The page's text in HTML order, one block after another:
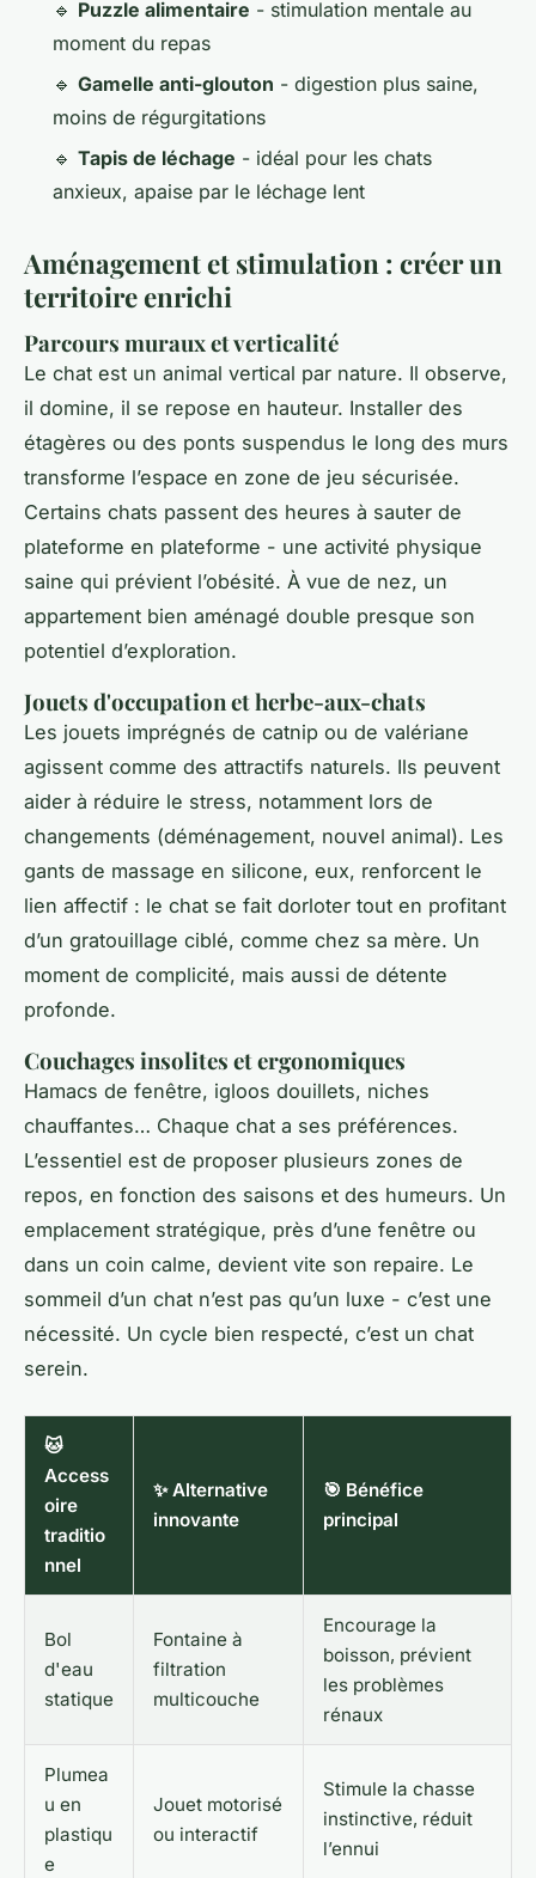
🔹 Puzzle alimentaire - stimulation mentale au
moment du repas
🔹 Gamelle anti-glouton - digestion plus saine,
moins de régurgitations
🔹 Tapis de léchage - idéal pour les chats
anxieux, apaise par le léchage lent
Aménagement et stimulation : créer un
territoire enrichi
Parcours muraux et verticalité
Le chat est un animal vertical par nature. Il observe,
il domine, il se repose en hauteur. Installer des
étagères ou des ponts suspendus le long des murs
transforme l’espace en zone de jeu sécurisée.
Certains chats passent des heures à sauter de
plateforme en plateforme - une activité physique
saine qui prévient l’obésité. À vue de nez, un
appartement bien aménagé double presque son
potentiel d’exploration.
Jouets d'occupation et herbe-aux-chats
Les jouets imprégnés de catnip ou de valériane
agissent comme des attractifs naturels. Ils peuvent
aider à réduire le stress, notamment lors de
changements (déménagement, nouvel animal). Les
gants de massage en silicone, eux, renforcent le
lien affectif : le chat se fait dorloter tout en profitant
d’un gratouillage ciblé, comme chez sa mère. Un
moment de complicité, mais aussi de détente
profonde.
Couchages insolites et ergonomiques
Hamacs de fenêtre, igloos douillets, niches
chauffantes… Chaque chat a ses préférences.
L’essentiel est de proposer plusieurs zones de
repos, en fonction des saisons et des humeurs. Un
emplacement stratégique, près d’une fenêtre ou
dans un coin calme, devient vite son repaire. Le
sommeil d’un chat n’est pas qu’un luxe - c’est une
nécessité. Un cycle bien respecté, c’est un chat
serein.
🐱
Access
oire
traditio
nnel
✨ Alternative
innovante
🎯 Bénéfice
principal
Bol
d'eau
statique
Fontaine à
filtration
multicouche
Encourage la
boisson, prévient
les problèmes
rénaux
Plumea
u en
plastiqu
e
Jouet motorisé
ou interactif
Stimule la chasse
instinctive, réduit
l’ennui